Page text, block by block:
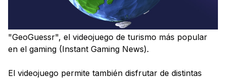
"GeoGuessr", el videojuego de turismo más popular
en el gaming (Instant Gaming News).
El videojuego permite también disfrutar de distintas